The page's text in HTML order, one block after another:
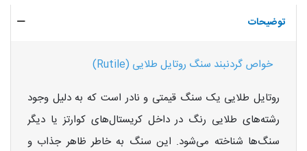
توضیحات
خواص گردنبند سنگ روتایل طلایی (Rutile)
روتایل طلایی یک سنگ قیمتی و نادر است که به دلیل وجود
رشته‌های طلایی رنگ در داخل کریستال‌های کوارتز یا دیگر
سنگ‌ها شناخته می‌شود. این سنگ به خاطر ظاهر جذاب و